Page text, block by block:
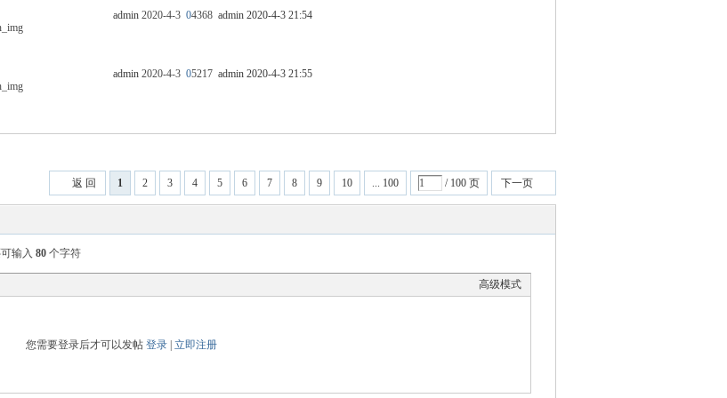
admin 2020-4-3 04368 admin 2020-4-3 21:54
admin 2020-4-3 05217 admin 2020-4-3 21:55
1 2 3 4 5 6 7 8 9 10 ... 100 / 100 页 下一页
返 回
输入 80 个字符
高级模式
您需要登录后才可以发帖登录 |立即注册